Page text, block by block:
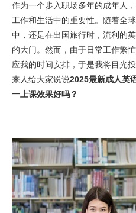
作为一个步入职场多年的成年人
工作和生活中的重要性。随着全
中，还是在出国旅行时，流利的
的大门。然而，由于日常工作繁
应我的时间安排，于是我将目光
来人给大家说说2025最新成人英
一上课效果好吗？